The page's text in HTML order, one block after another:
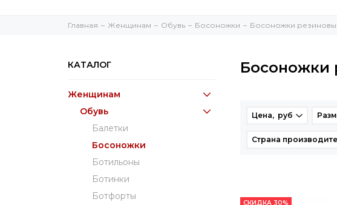
Главная Женщинам Обувь Босоножки Босоножки
КАТАЛОГ
Женщинам
Обувь
Балетки
Босоножки
Ботильоны
Ботинки
Ботфорты
Босоножки
Цена, руб
Страна
СКИДКА 30%